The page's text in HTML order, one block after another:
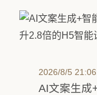
2026/8/5
AI文案生成